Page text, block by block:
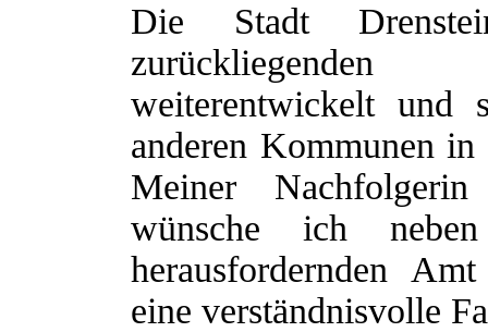
Die Stadt
weiterentwickelt und
anderen Kommunen
Meiner
wünsche ich
herausfordernden
eine verständnisvolle